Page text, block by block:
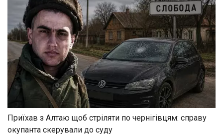
Приїхав з Алтаю щоб стріляти по чернігівцям: справу
окупанта скерували до суду